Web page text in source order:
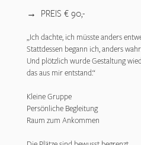
→ PREIS € 90,-
„Ich dachte, ich müsste anders
Stattdessen begann ich, anders
Und plötzlich wurde Gestaltung
das aus mir entstand.“
Kleine Gruppe
Persönliche Begleitung
Raum zum Ankommen